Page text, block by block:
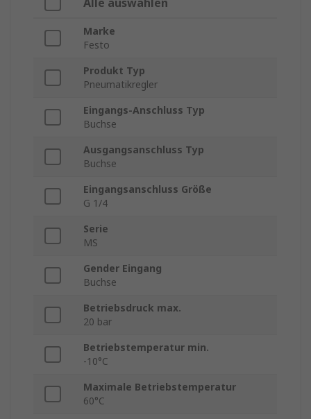
Alle auswählen
Marke
Festo
Produkt Typ
Pneumatikregler
Eingangs-Anschluss Typ
Buchse
Ausgangsanschluss Typ
Buchse
Eingangsanschluss Größe
G 1/4
Serie
MS
Gender Eingang
Buchse
Betriebsdruck max.
20 bar
Betriebstemperatur min.
-10°C
Maximale Betriebstemperatur
60°C